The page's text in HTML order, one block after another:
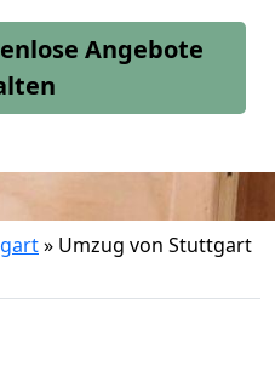
Angebote
» Umzug von Stuttgart